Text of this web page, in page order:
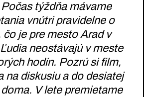
Počas týždňa mávame
vnútri pravidelne o
čo je pre mesto Arad v
neostávajú v meste
hodín. Pozrú si film,
na diskusiu a do desiatej
doma. V lete premietame